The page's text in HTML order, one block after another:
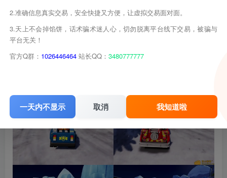
2.准确信息真实交易，安全快捷又方便，让虚拟交易面对面。
3.天上不会掉馅饼，话术骗术迷人心，切勿脱离平台线下交易，被骗与
平台无关！
官方Q群： 1026446464 站长QQ： 3480777777
一天内不显示 取消 我知道啦